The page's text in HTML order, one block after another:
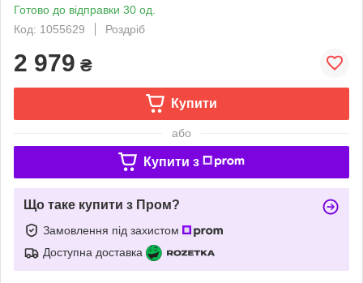
Готово до відправки 30 од.
Код: 1055629
Роздріб
2 979 ₴
Купити
або
Купити з
Що таке купити з Пром?
Замовлення під захистом
Доступна доставка